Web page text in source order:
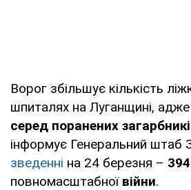
Ворог збільшує кількість
шпиталях на Луганщині, адже
серед поранених
інформує Генеральний штаб
зведенні на 24 березня –
повномасштабної війни.